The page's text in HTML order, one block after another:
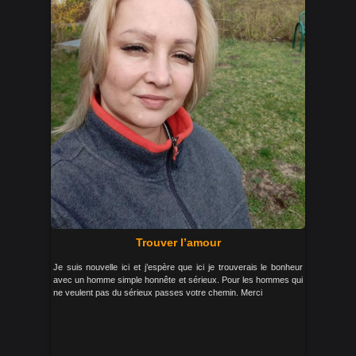
Trouver l’amour
Je suis nouvelle ici et j’espère que ici je trouverais le bonheur
avec un homme simple honnête et sérieux. Pour les hommes qui
ne veulent pas du sérieux passes votre chemin. Merci